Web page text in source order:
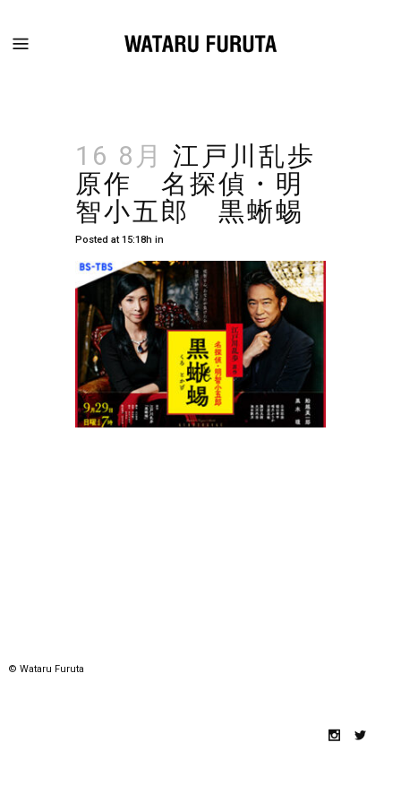
16 8月 江戸川乱歩
原作 名探偵・明
智小五郎 黒蜥蜴
Posted at 15:18h in
© Wataru Furuta